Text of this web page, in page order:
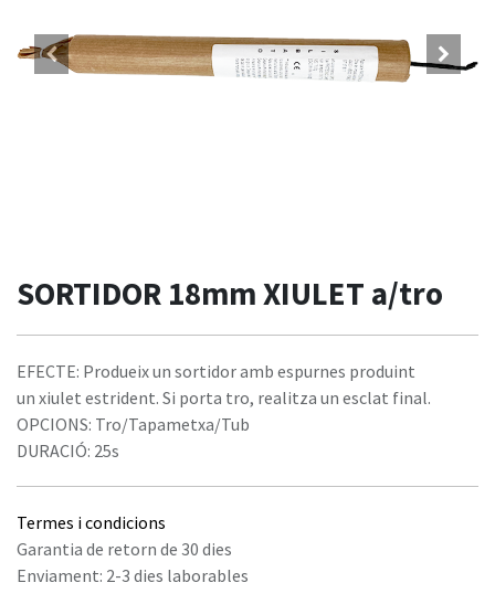
SORTIDOR 18mm XIULET a/tro
EFECTE: Produeix un sortidor amb espurnes produint
un xiulet estrident. Si porta tro, realitza un esclat final.
OPCIONS: Tro/Tapametxa/Tub
DURACIÓ: 25s
Termes i condicions
Garantia de retorn de 30 dies
Enviament: 2-3 dies laborables